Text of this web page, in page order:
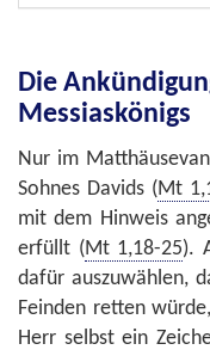
Die
Messiaskönigs
Nur im
Sohnes Davids (Mt
mit dem Hinweis
erfüllt (Mt 1,18-25).
dafür auszuwählen,
Feinden retten
Herr selbst ein